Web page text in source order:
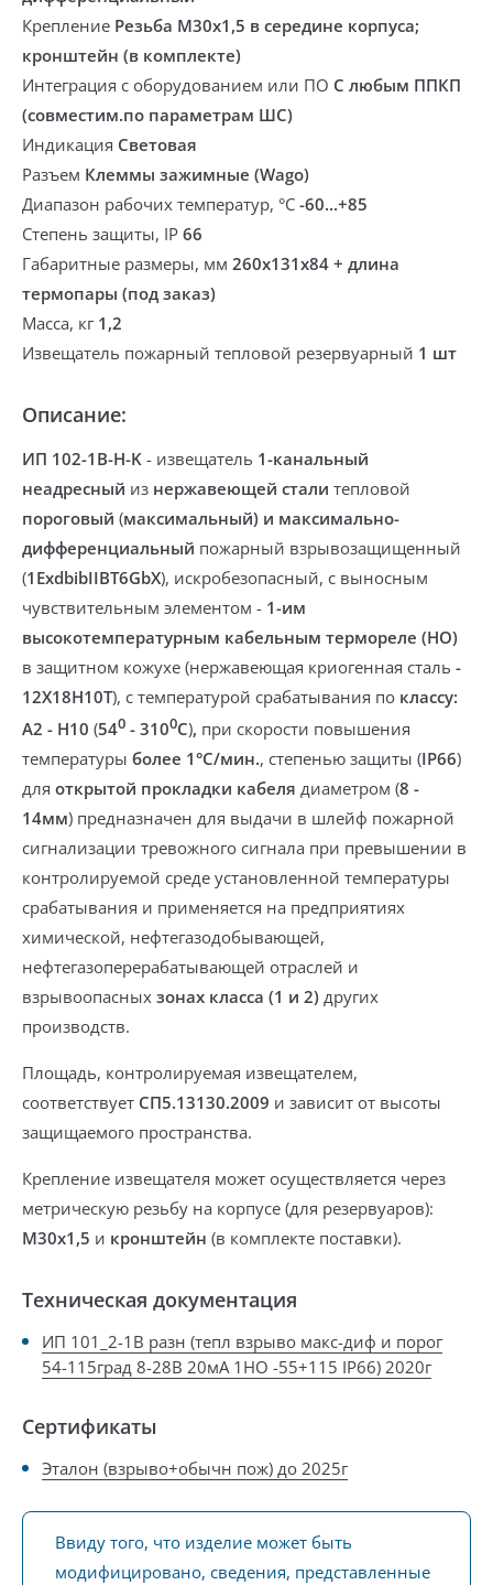
Крепление Резьба М30х1,5 в середине корпуса;
кронштейн (в комплекте)
Интеграция с оборудованием или ПО С любым ППКП
(совместим.по параметрам ШС)
Индикация Световая
Разъем Клеммы зажимные (Wago)
Диапазон рабочих температур, °С -60...+85
Степень защиты, IP 66
Габаритные размеры, мм 260х131х84 + длина
термопары (под заказ)
Масса, кг 1,2
Извещатель пожарный тепловой резервуарный 1 шт
Описание:
ИП 102-1В-Н-K - извещатель 1-канальный
неадресный из нержавеющей стали тепловой
пороговый (максимальный) и максимально-
дифференциальный пожарный взрывозащищенный
(1ExdbibIIBT6GbХ), искробезопасный, с выносным
чувствительным элементом - 1-им
высокотемпературным кабельным термореле (НО)
в защитном кожухе (нержавеющая криогенная сталь -
12Х18Н10Т), с температурой срабатывания по классу:
А2 - Н10 (540 - 3100С), при скорости повышения
температуры более 1°С/мин., степенью защиты (IP66)
для открытой прокладки кабеля диаметром (8 -
14мм) предназначен для выдачи в шлейф пожарной
сигнализации тревожного сигнала при превышении в
контролируемой среде установленной температуры
срабатывания и применяется на предприятиях
химической, нефтегазодобывающей,
нефтегазоперерабатывающей отраслей и
взрывоопасных зонах класса (1 и 2) других
производств.
Площадь, контролируемая извещателем,
соответствует СП5.13130.2009 и зависит от высоты
защищаемого пространства.
Крепление извещателя может осуществляется через
метрическую резьбу на корпусе (для резервуаров):
М30х1,5 и кронштейн (в комплекте поставки).
Техническая документация
ИП 101_2-1В разн (тепл взрыво макс-диф и порог
54-115град 8-28В 20мА 1НО -55+115 IP66) 2020г
Сертификаты
Эталон (взрыво+обычн пож) до 2025г
Ввиду того, что изделие может быть
модифицировано, сведения, представленные